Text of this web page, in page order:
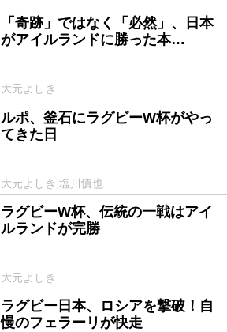
「奇跡」ではなく「必然」、日本
がアイルランドに勝った本…
大元よしき
ルポ、釜石にラグビーW杯がやっ
てきた日
大元よしき,塩川慎也…
ラグビーW杯、伝統の一戦はアイ
ルランドが完勝
大元よしき
ラグビー日本、ロシアを撃破！自
慢のフェラーリが快走